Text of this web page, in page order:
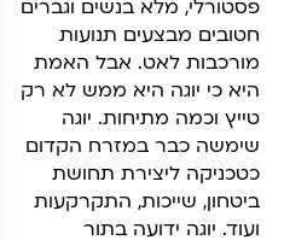
פסטורלי, מלא בנשים וגברים
חטובים מבצעים תנועות
מורכבות לאט. אבל האמת
היא כי יוגה היא ממש לא רק
טייץ וכמה מתיחות. יוגה
שימשה כבר במזרח הקדום
כטכניקה ליצירת תחושת
ביטחון, שייכות, התקרקעות
ועוד. יוגה ידועה בתור